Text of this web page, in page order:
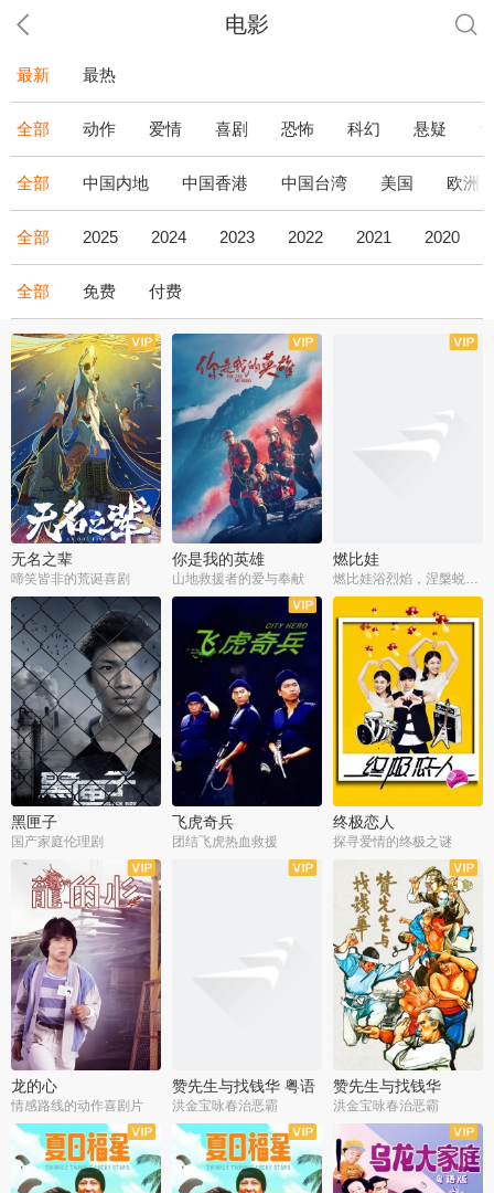
电影
最新 最热
全部 动作 爱情 喜剧 恐怖 科幻 悬疑
全部 中国内地 中国香港 中国台湾 美国 欧洲
全部 2025 2024 2023 2022 2021 2020
全部 免费 付费
无名之辈
啼笑皆非的荒诞喜剧
你是我的英雄
山地救援者的爱与奉献
燃比娃
燃比娃浴烈焰，涅槃蜕变成人
黑匣子
国产家庭伦理剧
飞虎奇兵
团结飞虎热血救援
终极恋人
探寻爱情的终极之谜
龙的心
情感路线的动作喜剧片
赞先生与找钱华 粤语
版
洪金宝咏春治恶霸
赞先生与找钱华
洪金宝咏春治恶霸